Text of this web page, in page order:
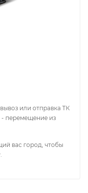
или отправка ТК
- перемещение из
вас город, чтобы